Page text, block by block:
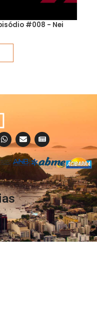
#008 - Nei